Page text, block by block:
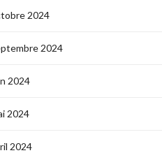
2024
2024
2024
2024
2024